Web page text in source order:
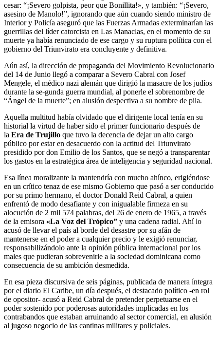
cesar: “¡Severo golpista, peor que Bonillita!», y también: “¡Severo,
asesino de Manolo!”, ignorando que aún cuando siendo ministro de
Interior y Policía aseguró que las Fuerzas Armadas exterminarían las
guerrillas del líder catorcista en Las Manaclas, en el momento de su
muerte ya había renunciado de ese cargo y su ruptura política con el
gobierno del Triunvirato era concluyente y definitiva.
Aún así, la dirección de propaganda del Movimiento Revolucionario
del 14 de Junio llegó a comparar a Severo Cabral con Josef
Mengele, el médico nazi alemán que dirigió la masacre de los judíos
durante la se-gunda guerra mundial, al ponerle el sobrenombre de
“Ángel de la muerte”; en alusión despectiva a su nombre de pila.
Aquella multitud había olvidado que el dirigente local tenía en su
historial la virtud de haber sido el primer funcionario después de
la Era de Trujillo que tuvo la decencia de dejar un alto cargo
público por estar en desacuerdo con la actitud del Triunvirato
presidido por don Emilio de los Santos, que se negó a transparentar
los gastos en la estratégica área de inteligencia y seguridad nacional.
Esa línea moralizante la mantendría con mucho ahínco, erigiéndose
en un crítico tenaz de ese mismo Gobierno que pasó a ser conducido
por su primo hermano, el doctor Donald Reid Cabral, a quien
enfrentó de modo desafiante y con inigualable firmeza en su
alocución de 2 mil 574 palabras, del 26 de enero de 1965, a través
de la emisora «La Voz del Trópico” y una cadena radial. Ahí lo
acusó de llevar el país al borde del desastre por su afán de
mantenerse en el poder a cualquier precio y le exigió renunciar,
responsabilizándolo ante la opinión pública internacional por los
males que pudieran sobrevenirle a la sociedad dominicana como
consecuencia de su ambición desmedida.
En esa pieza discursiva de seis páginas, publicada de manera íntegra
por el diario El Caribe, un día después, el destacado político -en rol
de opositor- acusó a Reid Cabral de pretender perpetuarse en el
poder sostenido por poderosas autoridades implicadas en los
contrabandos que estaban arruinando al sector comercial, en alusión
al jugoso negocio de las cantinas militares y policiales.